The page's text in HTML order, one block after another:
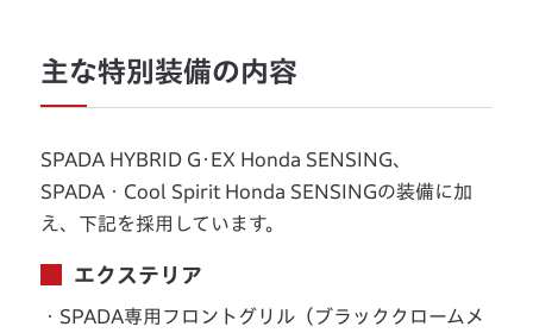
主な特別装備の内容
SPADA HYBRID G･EX Honda SENSING、
SPADA・Cool Spirit Honda SENSINGの装備に加
え、下記を採用しています。
エクステリア
・SPADA専用フロントグリル（ブラッククロームメ